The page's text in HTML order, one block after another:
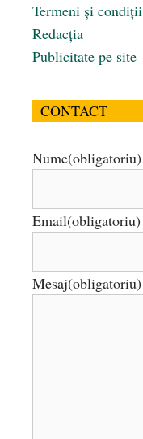
Termeni și condiții
Redacția
Publicitate pe site
CONTACT
Nume(obligatoriu)
Email(obligatoriu)
Mesaj(obligatoriu)